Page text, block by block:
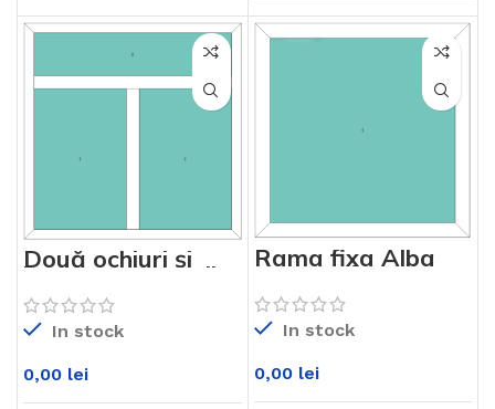
Două ochiuri și
luminator sus Alb
KM76md
In stock
0,00 lei
Rama fixa Alba
KM76md
In stock
0,00 lei